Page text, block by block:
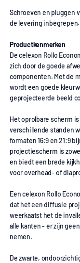
Schroeven en pluggen
de levering inbegrepen.
Productkenmerken
De celexon Rollo
zich door de goede
componenten. Met de
wordt een goede
geprojecteerde beeld
Het oprolbare scherm
verschillende standen
formaten 16:9 en 21:9
projectiescherm is
en biedt een brede
voor overhead- of
Een celexon Rollo
dat het een diffusie
weerkaatst het de
alle kanten - er zijn
nemen.
De zwarte,